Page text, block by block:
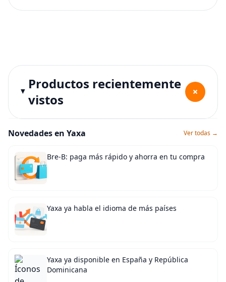
Productos recientemente
vistos
+
Novedades en Yaxa Ver todas →
Bre-B: paga más rápido y ahorra en tu compra
Yaxa ya habla el idioma de más países
Yaxa ya disponible en España y República
Dominicana